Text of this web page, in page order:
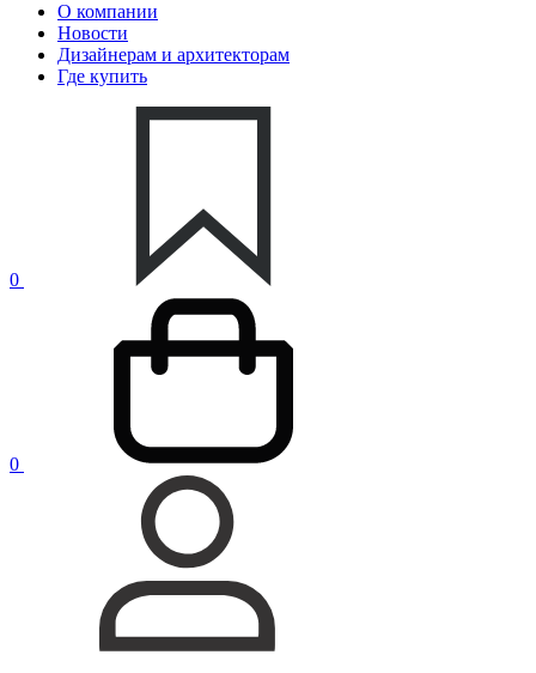
О компании
Новости
Дизайнерам и архитекторам
Где купить
0
0